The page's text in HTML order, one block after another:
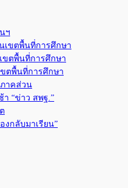
ฯ
เขตพื้นที่การศึกษา
ขตพื้นที่การศึกษา
ขตพื้นที่การศึกษา
าคส่วน
“ข่าว สพฐ.”
งกลับมาเรียน”